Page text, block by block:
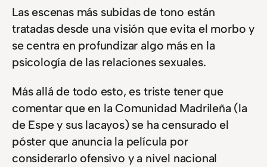
Las escenas más subidas de tono están
tratadas desde una visión que evita el morbo y
se centra en profundizar algo más en la
psicología de las relaciones sexuales.
Más allá de todo esto, es triste tener que
comentar que en la Comunidad Madrileña (la
de Espe y sus lacayos) se ha censurado el
póster que anuncia la película por
considerarlo ofensivo y a nivel nacional